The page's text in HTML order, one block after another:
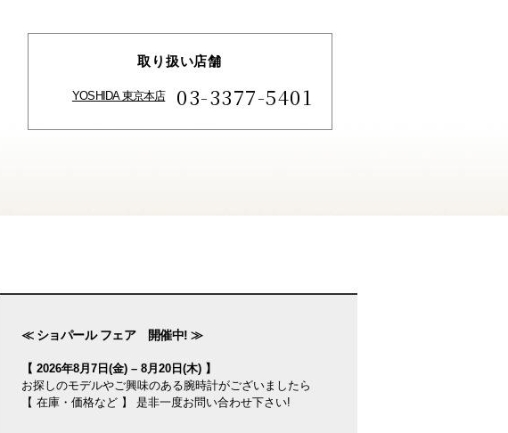
取り扱い店舗
YOSHIDA 東京本店 03-3377-5401
≪ ショパール フェア 開催中! ≫
【 2026年8月7日(金) – 8月20日(木) 】
お探しのモデルやご興味のある腕時計がございましたら
【 在庫・価格など 】 是非一度お問い合わせ下さい!